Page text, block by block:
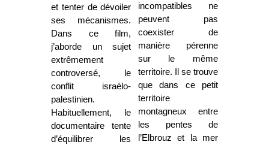
et tenter de dévoiler
ses mécanismes.
Dans ce film,
j’aborde un sujet
extrêmement
controversé, le
conflit israélo-
palestinien.
Habituellement, le
documentaire tente
d’équilibrer les
incompatibles ne
peuvent pas
coexister de
manière pérenne
sur le même
territoire. Il se trouve
que dans ce petit
territoire
montagneux entre
les pentes de
l’Elbrouz et la mer